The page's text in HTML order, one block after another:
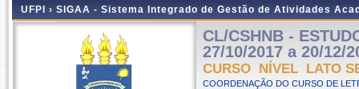
UFPI › SIGAA - Sistema Integrado de Gestão de Atividades
CL/CSHNB -
27/10/2017 a 20/12/
CURSO NÍVEL LATO
COORDENAÇÃO DO CURSO DE